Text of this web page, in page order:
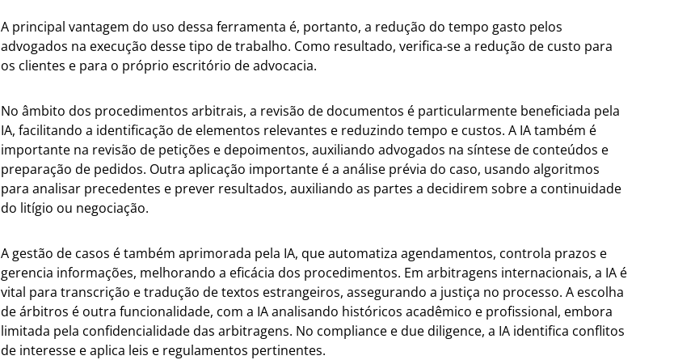
A principal vantagem do uso dessa ferramenta é, portanto, a redução do tempo gasto pelos
advogados na execução desse tipo de trabalho. Como resultado, verifica-se a redução de custo para
os clientes e para o próprio escritório de advocacia.
No âmbito dos procedimentos arbitrais, a revisão de documentos é particularmente beneficiada pela
IA, facilitando a identificação de elementos relevantes e reduzindo tempo e custos. A IA também é
importante na revisão de petições e depoimentos, auxiliando advogados na síntese de conteúdos e
preparação de pedidos. Outra aplicação importante é a análise prévia do caso, usando algoritmos
para analisar precedentes e prever resultados, auxiliando as partes a decidirem sobre a continuidade
do litígio ou negociação.
A gestão de casos é também aprimorada pela IA, que automatiza agendamentos, controla prazos e
gerencia informações, melhorando a eficácia dos procedimentos. Em arbitragens internacionais, a IA é
vital para transcrição e tradução de textos estrangeiros, assegurando a justiça no processo. A escolha
de árbitros é outra funcionalidade, com a IA analisando históricos acadêmico e profissional, embora
limitada pela confidencialidade das arbitragens. No compliance e due diligence, a IA identifica conflitos
de interesse e aplica leis e regulamentos pertinentes.